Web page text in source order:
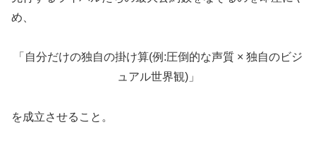
め、
「自分だけの独自の掛け算(例:圧倒的な声質 × 独自のビジ
ュアル世界観)」
を成立させること。